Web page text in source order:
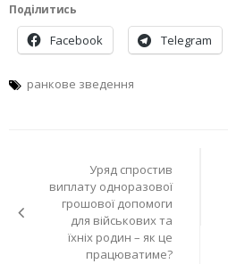
Поділитись
Facebook Telegram
ранкове зведення
записів
Уряд спростив
виплату одноразової
грошової допомоги
для військових та
їхніх родин – як це
працюватиме?